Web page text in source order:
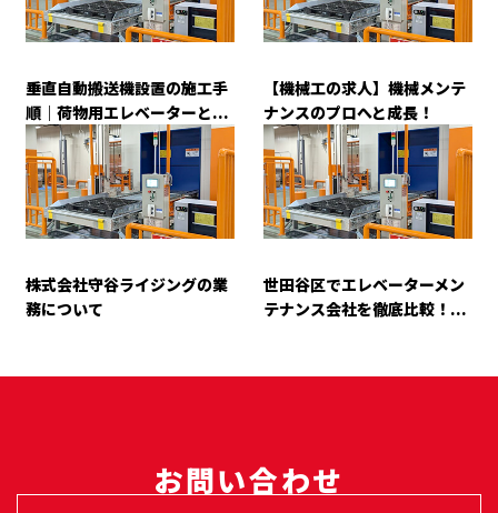
垂直自動搬送機設置の施工手
順｜荷物用エレベーターと...
【機械工の求人】機械メンテ
ナンスのプロへと成長！
株式会社守谷ライジングの業
務について
世田谷区でエレベーターメン
テナンス会社を徹底比較！...
お問い合わせ